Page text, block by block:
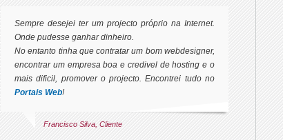
Sempre desejei ter um projecto próprio na Internet.
Onde pudesse ganhar dinheiro.
No entanto tinha que contratar um bom webdesigner,
encontrar um empresa boa e credivel de hosting e o
mais dificil, promover o projecto. Encontrei tudo no
Portais Web!
Francisco Silva, Cliente